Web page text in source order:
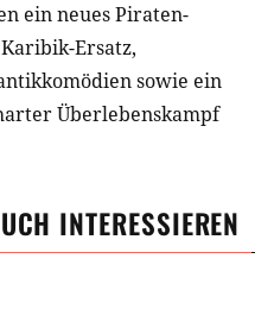
ein neues Piraten-
Ersatz,
sowie ein
Überlebenskampf
INTERESSIEREN